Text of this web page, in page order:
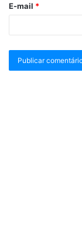
E-mail *